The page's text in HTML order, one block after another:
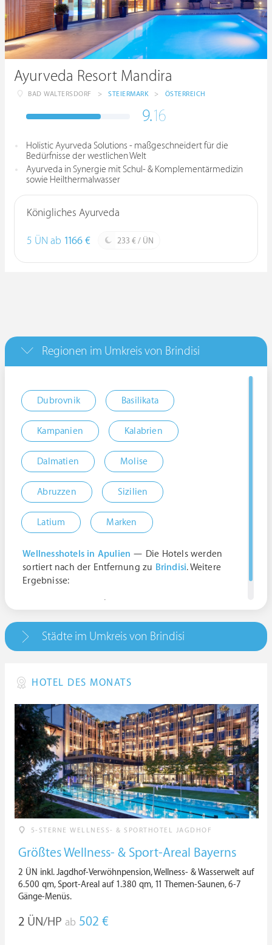
Ayurveda Resort Mandira
BAD WALTERSDORF > STEIERMARK > ÖSTERREICH
9.16
Holistic Ayurveda Solutions - maßgeschneidert für die
Bedürfnisse der westlichen Welt
Ayurveda in Synergie mit Schul- & Komplementärmedizin
sowie Heilthermalwasser
Königliches Ayurveda
5 ÜN ab 1166 € 233 € / ÜN
Regionen im Umkreis von Brindisi
Dubrovnik Basilikata
Kampanien Kalabrien
Dalmatien Molise
Abruzzen Sizilien
Latium Marken
Wellnesshotels in Apulien — Die Hotels werden
sortiert nach der Entfernung zu Brindisi. Weitere
Ergebnisse:
Städte im Umkreis von Brindisi
HOTEL DES MONATS
5-STERNE WELLNESS- & SPORTHOTEL JAGDHOF
Größtes Wellness- & Sport-Areal Bayerns
2 ÜN inkl. Jagdhof-Verwöhnpension, Wellness- & Wasserwelt auf
6.500 qm, Sport-Areal auf 1.380 qm, 11 Themen-Saunen, 6-7
Gänge-Menüs.
2 ÜN/HP ab 502 €